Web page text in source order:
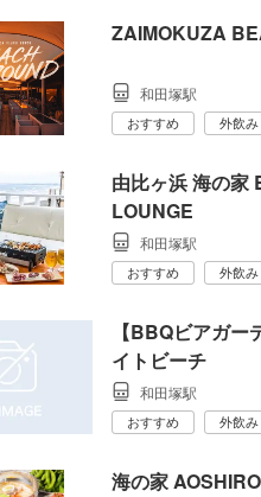
ZAIMOKUZA
和田塚駅
おすすめ 外飲み
由比ヶ浜 海の家
LOUNGE
和田塚駅
おすすめ 外飲み
【BBQビアガ
イトビーチ
和田塚駅
おすすめ 外飲み
海の家